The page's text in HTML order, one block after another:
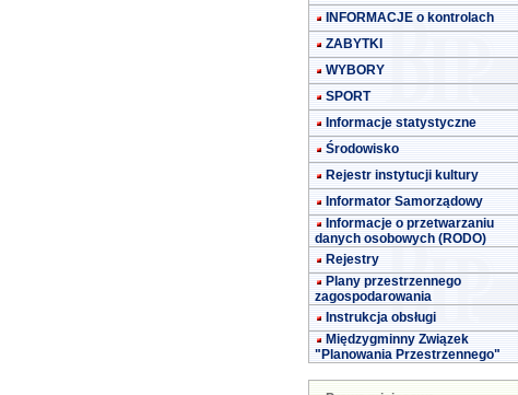
INFORMACJE o kontrolach
ZABYTKI
WYBORY
SPORT
Informacje statystyczne
Środowisko
Rejestr instytucji kultury
Informator Samorządowy
Informacje o przetwarzaniu
danych osobowych (RODO)
Rejestry
Plany przestrzennego
zagospodarowania
Instrukcja obsługi
Międzygminny Związek
"Planowania Przestrzennego"